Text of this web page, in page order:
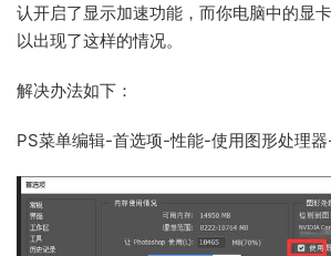
认开启了显示加速功能，而你电脑中的显
以出现了这样的情况。
解决办法如下：
PS菜单编辑-首选项-性能-使用图形处理